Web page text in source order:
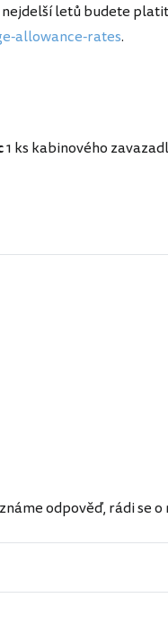
nejdelší letů budete platit
allowance-rates.
1 ks kabinového
odpověď, rádi se